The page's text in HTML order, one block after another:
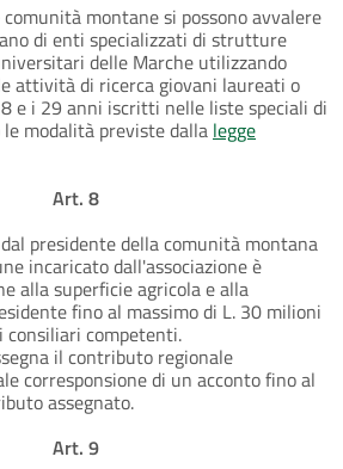
montane si possono avvalere
di enti specializzati di strutture
delle Marche utilizzando
attività di ricerca giovani laureati o
e i 29 anni iscritti nelle liste speciali di
modalità previste dalla legge
Art. 8
presidente della comunità montana
incaricato dall'associazione è
alla superficie agricola e alla
fino al massimo di L. 30 milioni
competenti.
il contributo regionale
corresponsione di un acconto fino al
assegnato.
Art. 9